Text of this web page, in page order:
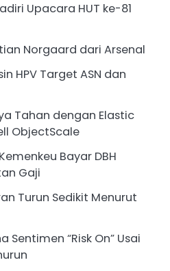
Upacara HUT ke-81
Norgaard dari Arsenal
HPV Target ASN dan
Tahan dengan Elastic
ObjectScale
Bayar DBH
Gaji
Turun Sedikit Menurut
Sentimen “Risk On” Usai